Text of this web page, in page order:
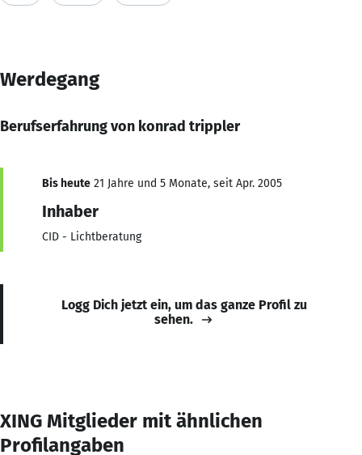
Werdegang
Berufserfahrung von konrad trippler
Bis heute 21 Jahre und 5 Monate, seit Apr. 2005
Inhaber
CID - Lichtberatung
Logg Dich jetzt ein, um das ganze Profil zu
sehen.
XING Mitglieder mit ähnlichen
Profilangaben